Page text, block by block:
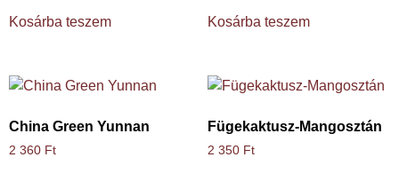
Kosárba teszem Kosárba teszem
China Green Yunnan
2 360 Ft
Fügekaktusz-Mangosztán
2 350 Ft